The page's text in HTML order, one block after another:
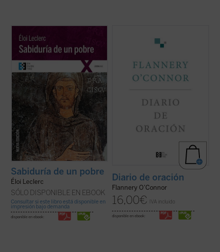
En este gran clásico de la literatura
espiritual, el franciscano francés Éloi
Leclerc lleva a cabo una entrañable
relectura de la «sabiduría» del Pobrecillo
y con una perspectiva totalmente ...
(ver
ficha)
Sabiduría de un pobre
Éloi Leclerc
SÓLO DISPONIBLE EN EBOOK
Consultar si este libro está disponible en
impresión bajo demanda
disponible en ebook:
contenía una serie de «cartas dirigidas a
Dios». Consciente de que estaba haciendo
supuesto un cambio en su vida.... (ver ficha)
Diario de oración
Flannery O'Connor
16,00€ IVA incluido
disponible en ebook: